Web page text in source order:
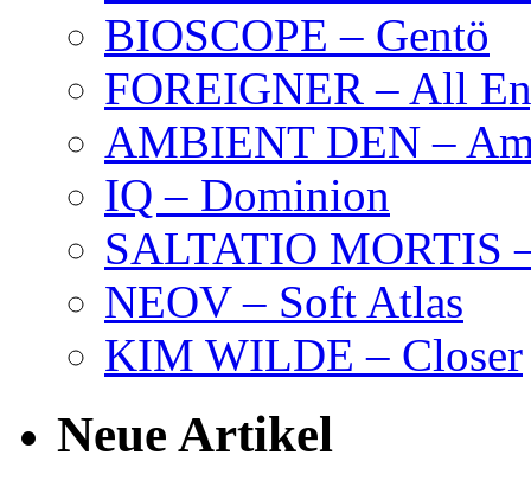
BIOSCOPE – Gentö
FOREIGNER – All
AMBIENT DEN –
IQ – Dominion
SALTATIO MORTIS
NEOV – Soft Atlas
KIM WILDE – Closer
Neue Artikel